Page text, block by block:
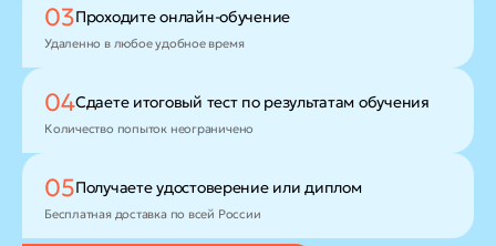
03Проходитеонлайн-обучение
Удаленно в любое удобное время
04Сдаете итоговый тест по результатам обучения
Количество попыток неограничено
05Получаете удостоверение или диплом
Бесплатная доставка по всей России